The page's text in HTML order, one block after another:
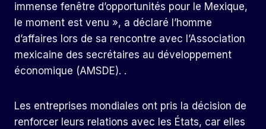
immense fenêtre d’opportunités pour le Mexique,
le moment est venu », a déclaré l’homme
d’affaires lors de sa rencontre avec l’Association
mexicaine des secrétaires au développement
économique (AMSDE). .
Les entreprises mondiales ont pris la décision de
renforcer leurs relations avec les États, car elles